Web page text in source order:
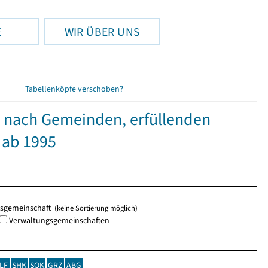
WIR ÜBER UNS
Tabellenköpfe verschoben?
Gemeinden, erfüllenden
1995
(keine Sortierung möglich)
Verwaltungsgemeinschaften
SHK SOK GRZ ABG